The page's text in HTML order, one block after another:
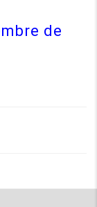
de